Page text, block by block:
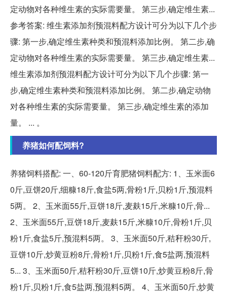
定动物对各种维生素的实际需要量。 第三步,确定维生素...
参考答案: 维生素添加剂预混料配方设计可分为以下几个步
骤: 第一步,确定维生素种类和预混料添加比例。 第二步,确
定动物对各种维生素的实际需要量。 第三步,确定维生素...
维生素添加剂预混料配方设计可分为以下几个步骤: 第一
步,确定维生素种类和预混料添加比例。 第二步,确定动物
对各种维生素的实际需要量。 第三步,确定维生素的添加
量。 ... 。
养猪如何配饲料?
养猪饲料搭配: 一、60-120斤育肥猪饲料配方: 1、玉米面6
0斤,豆饼20斤,细糠18斤,食盐5两,骨粉1斤,贝粉1斤,预混料
5两。 2、玉米面55斤,豆饼18斤,麦麸15斤,米糠10斤,骨...
2、玉米面55斤,豆饼18斤,麦麸15斤,米糠10斤,骨粉1斤,贝
粉1斤,食盐5斤,预混料5两。 3、玉米面50斤,秸秆粉30斤,
豆饼10斤,炒黄豆粉8斤,骨粉1斤,贝粉1斤,食5盐两,预混料
5... 3、玉米面50斤,秸秆粉30斤,豆饼10斤,炒黄豆粉8斤,骨
粉1斤,贝粉1斤,食5盐两,预混料5两。 4、玉米面50斤,炒黄